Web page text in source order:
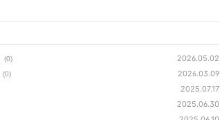
(0) 2026.05.02
(0) 2026.03.09
2025.07.17
2025.06.30